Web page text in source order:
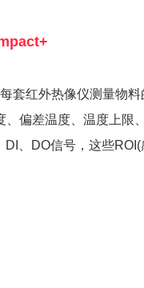
套红外热像仪测量物
偏差温度、温度上限
、DO信号，这些ROI(